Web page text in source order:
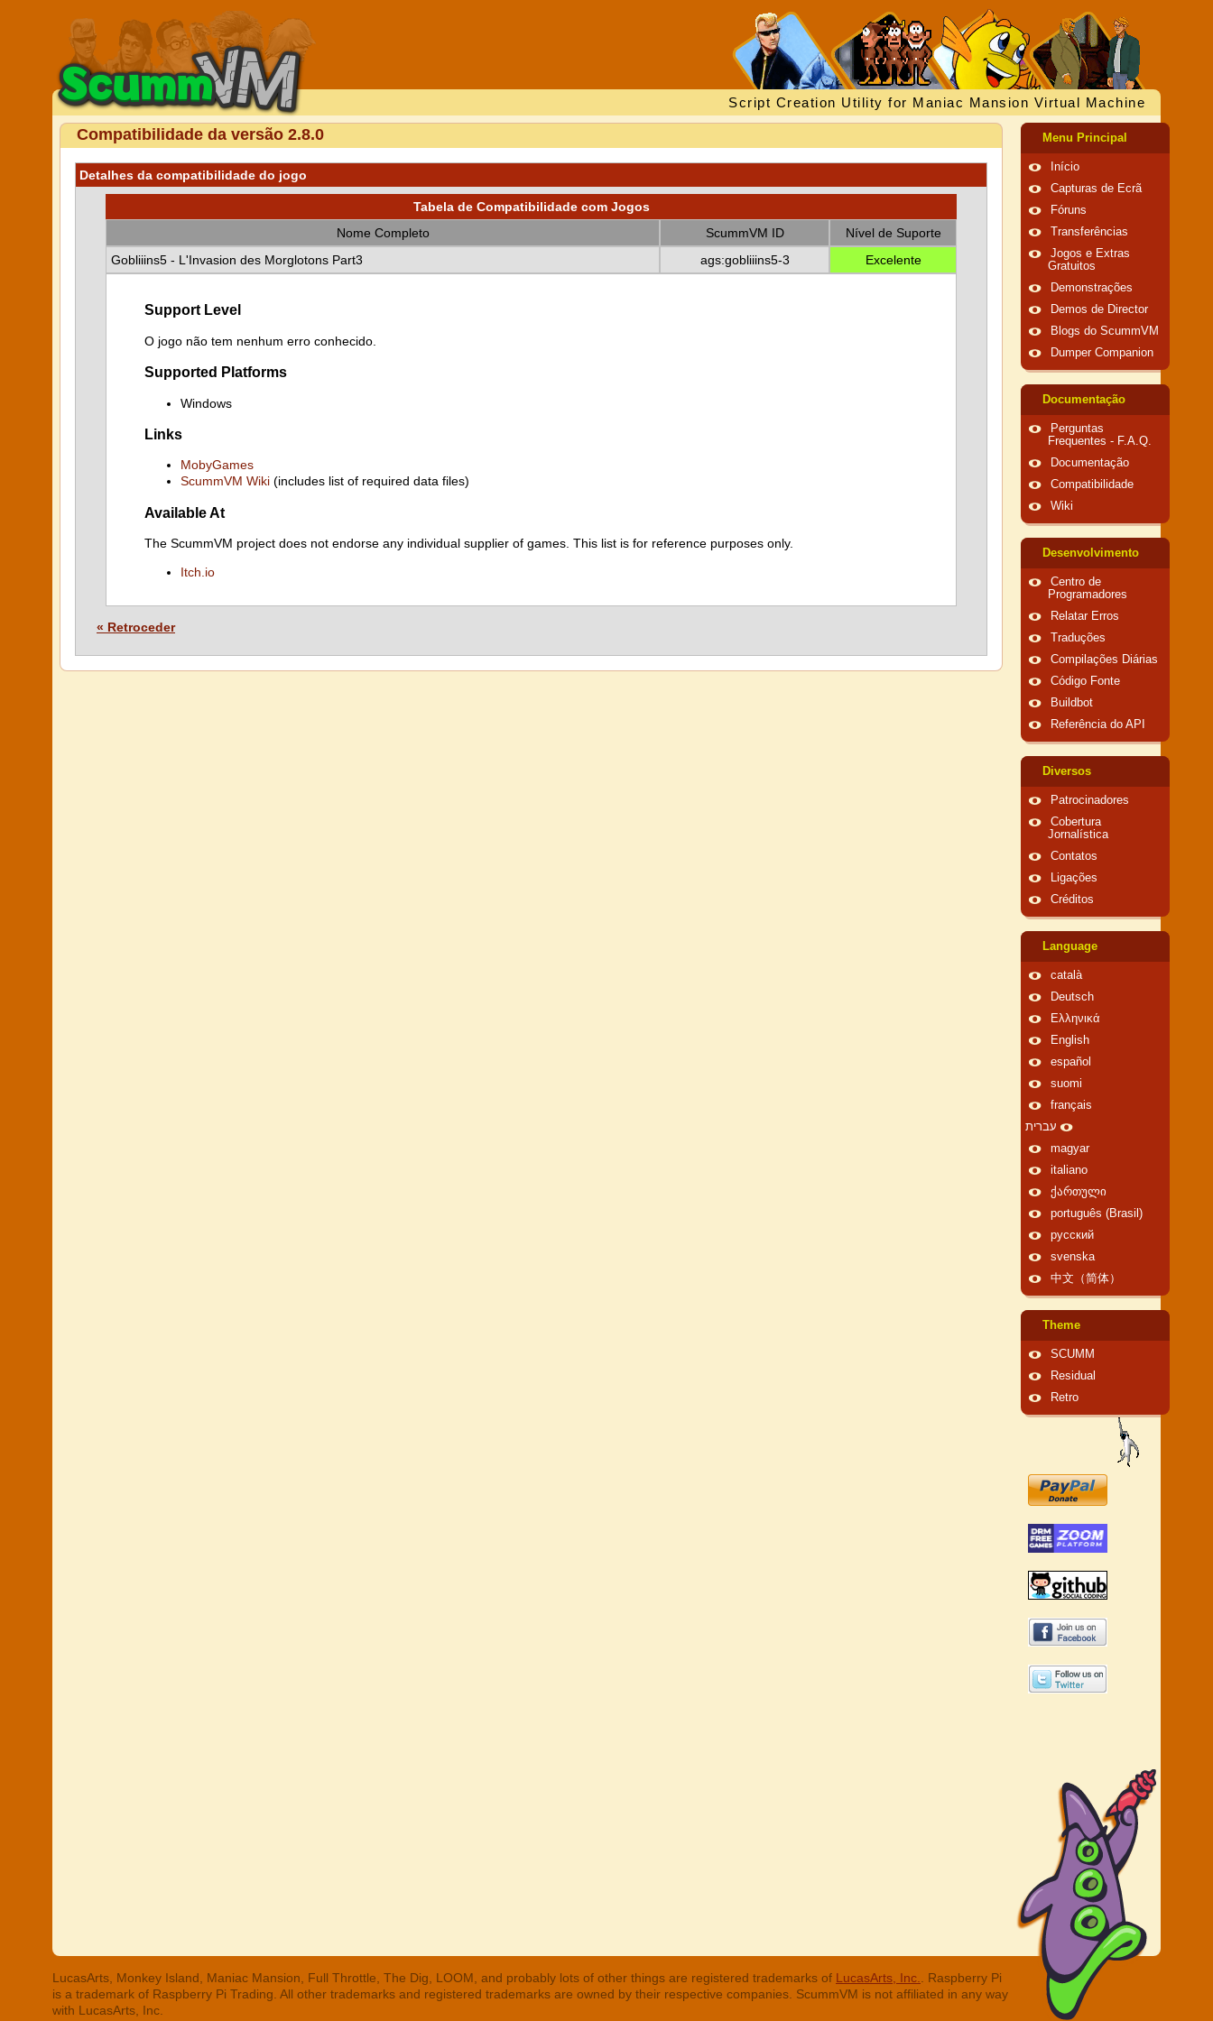
Script Creation Utility for Maniac Mansion Virtual Machine
Compatibilidade da versão 2.8.0
Detalhes da compatibilidade do jogo
Tabela de Compatibilidade com Jogos
Nome Completo
ScummVM ID
Nível de Suporte
Gobliiins5 - L'Invasion des Morglotons Part3
ags:gobliiins5-3 Excelente
Support Level
O jogo não tem nenhum erro conhecido.
Supported Platforms
Windows
Links
MobyGames
ScummVM Wiki (includes list of required data files)
Available At
The ScummVM project does not endorse any individual supplier of games. This list is for reference purposes only.
Itch.io
« Retroceder
Menu Principal
Início
Capturas de Ecrã
Fóruns
Transferências
Jogos e Extras
Gratuitos
Demonstrações
Demos de Director
Blogs do ScummVM
Dumper Companion
Documentação
Perguntas
Frequentes - F.A.Q.
Documentação
Compatibilidade
Wiki
Desenvolvimento
Centro de
Programadores
Relatar Erros
Traduções
Compilações Diárias
Código Fonte
Buildbot
Referência do API
Diversos
Patrocinadores
Cobertura
Jornalística
Contatos
Ligações
Créditos
Language
català
Deutsch
Ελληνικά
English
español
suomi
français
עברית
magyar
italiano
ქართული
português (Brasil)
русский
svenska
中文（简体）
Theme
SCUMM
Residual
Retro
LucasArts, Monkey Island, Maniac Mansion, Full Throttle, The Dig, LOOM, and probably lots of other things are registered trademarks of LucasArts, Inc.
. Raspberry Pi
is a trademark of Raspberry Pi Trading. All other trademarks and registered trademarks are owned by their respective companies. ScummVM is not affiliated in any way
with LucasArts, Inc.